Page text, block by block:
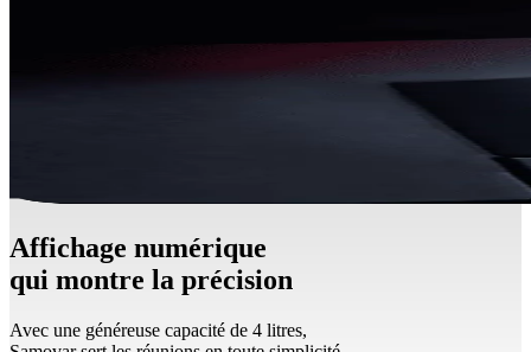
Affichage numérique
qui montre la précision
Avec une généreuse capacité de 4 litres,